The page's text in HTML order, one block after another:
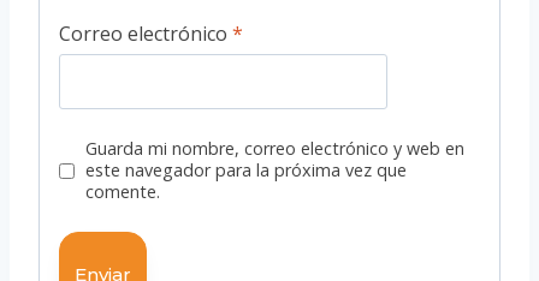
Correo electrónico *
Guarda mi nombre, correo electrónico y web en
este navegador para la próxima vez que
comente.